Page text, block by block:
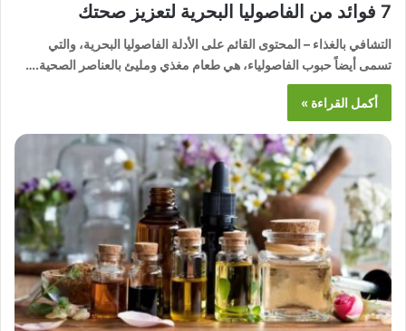
7 فوائد من الفاصوليا البحرية لتعزيز صحتك
التشافي بالغذاء – المحتوى القائم على الأدلة الفاصوليا البحرية، والتي
تسمى أيضاً حبوب الفاصولياء، هي طعام مغذي ومليئ بالعناصر الصحية.…
أكمل القراءة »